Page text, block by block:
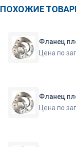
ПОХОЖИЕ
Фланец
Цена по
Цена по